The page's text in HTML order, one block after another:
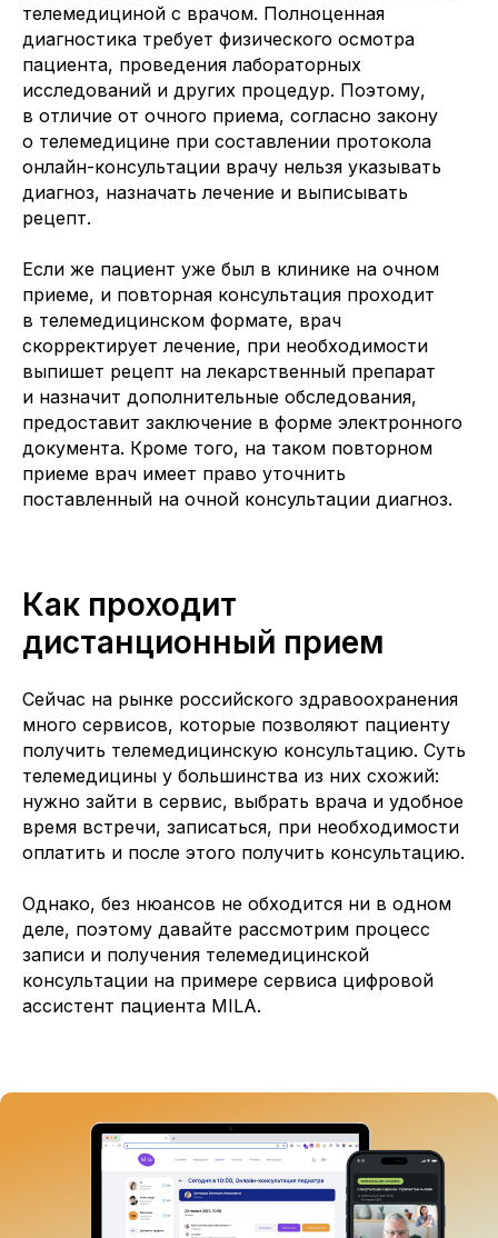
телемедициной с врачом. Полноценная
диагностика требует физического осмотра
пациента, проведения лабораторных
исследований и других процедур. Поэтому,
в отличие от очного приема, согласно закону
о телемедицине при составлении протокола
онлайн-консультации врачу нельзя указывать
диагноз, назначать лечение и выписывать
рецепт.
Если же пациент уже был в клинике на очном
приеме, и повторная консультация проходит
в телемедицинском формате, врач
скорректирует лечение, при необходимости
выпишет рецепт на лекарственный препарат
и назначит дополнительные обследования,
предоставит заключение в форме электронного
документа. Кроме того, на таком повторном
приеме врач имеет право уточнить
поставленный на очной консультации диагноз.
Как проходит
дистанционный прием
Сейчас на рынке российского здравоохранения
много сервисов, которые позволяют пациенту
получить телемедицинскую консультацию. Суть
телемедицины у большинства из них схожий:
нужно зайти в сервис, выбрать врача и удобное
время встречи, записаться, при необходимости
оплатить и после этого получить консультацию.
Однако, без нюансов не обходится ни в одном
деле, поэтому давайте рассмотрим процесс
записи и получения телемедицинской
консультации на примере сервиса цифровой
ассистент пациента MILA.